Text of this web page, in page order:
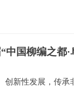
化厅批准，在安徽
局的指导下，由
国柳编之都·
创新性发展，传承